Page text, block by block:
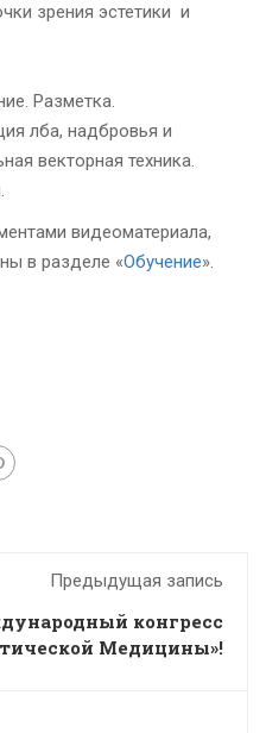
зрения эстетики и
Разметка.
лба, надбровья и
векторная техника.
видеоматериала,
в разделе «Обучение».
Предыдущая запись
конгресс
Медицины»!